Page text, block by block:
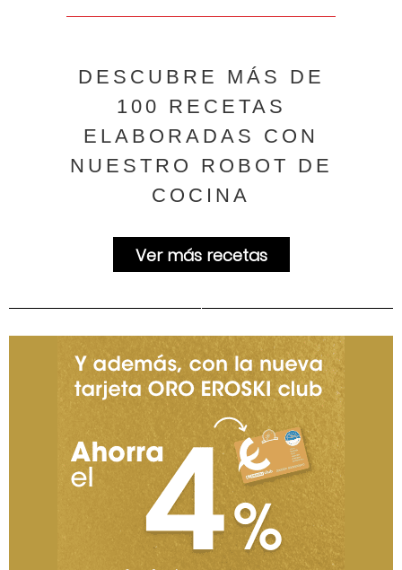
DESCUBRE MÁS DE
100 RECETAS
ELABORADAS CON
NUESTRO ROBOT DE
COCINA
Ver más recetas